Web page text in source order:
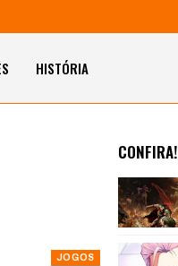
HISTÓRIA
JOGOS
CONFIRA!